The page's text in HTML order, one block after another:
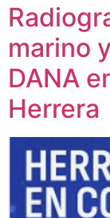
marino
DANA
Herrera